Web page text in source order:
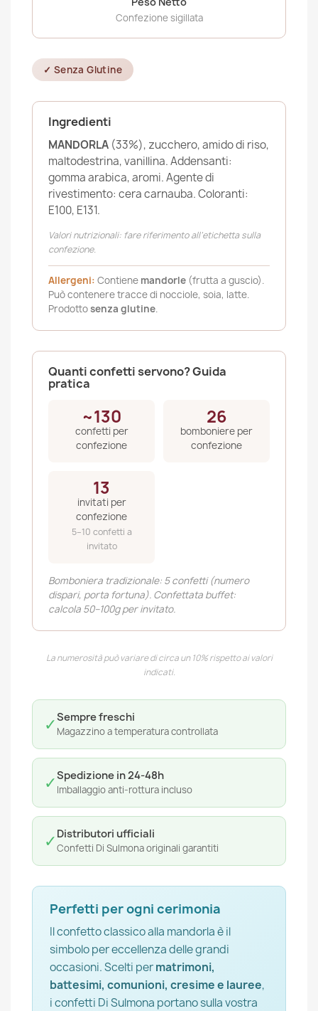
Confezione sigillata
✓ Senza Glutine
Ingredienti
MANDORLA (33%), zucchero, amido di riso,
maltodestrina, vanillina. Addensanti:
gomma arabica, aromi. Agente di
rivestimento: cera carnauba. Coloranti:
E100, E131.
Valori nutrizionali: fare riferimento all’etichetta sulla
confezione.
Allergeni: Contiene mandorle (frutta a guscio).
Può contenere tracce di nocciole, soia, latte.
Prodottosenza glutine.
Quanti confetti servono? Guida
pratica
~130
confetti per
confezione
26
bomboniere per
confezione
13
invitati per
confezione
5–10 confetti a
invitato
Bomboniera tradizionale: 5 confetti (numero
dispari, porta fortuna). Confettata buffet:
calcola 50–100g per invitato.
La numerosità può variare di circa un 10% rispetto ai valori
indicati.
✓Sempre freschi
Magazzino a temperatura controllata
✓Spedizione in 24-48h
Imballaggio anti-rottura incluso
✓ Distributori ufficiali
Confetti Di Sulmona originali garantiti
Perfetti per ogni cerimonia
Il confetto classico alla mandorla è il
simbolo per eccellenza delle grandi
occasioni. Scelti permatrimoni,
battesimi, comunioni, cresime e lauree,
i confetti Di Sulmona portano sulla vostra